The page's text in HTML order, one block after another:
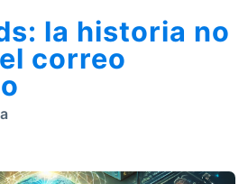
la historia no
correo